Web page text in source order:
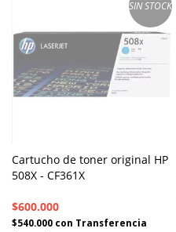
SIN STOCK
Cartucho de toner original HP
508X - CF361X
$600.000
$540.000 con Transferencia